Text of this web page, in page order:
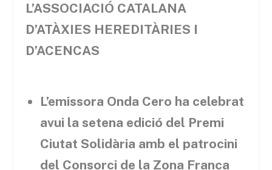
L’ASSOCIACIÓ CATALANA
D’ATÀXIES HEREDITÀRIES I
D’ACENCAS
L’emissora Onda Cero ha celebrat
avui la setena edició del Premi
Ciutat Solidària amb el patrocini
del Consorci de la Zona Franca